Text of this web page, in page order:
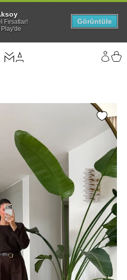
Fırsatlar!
Görüntüle